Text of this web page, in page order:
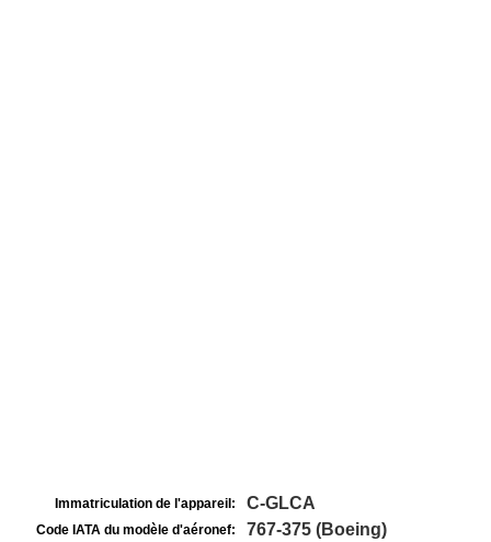
Immatriculation de l'appareil: C-GLCA
Code IATA du modèle d'aéronef: 767-375 (Boeing)